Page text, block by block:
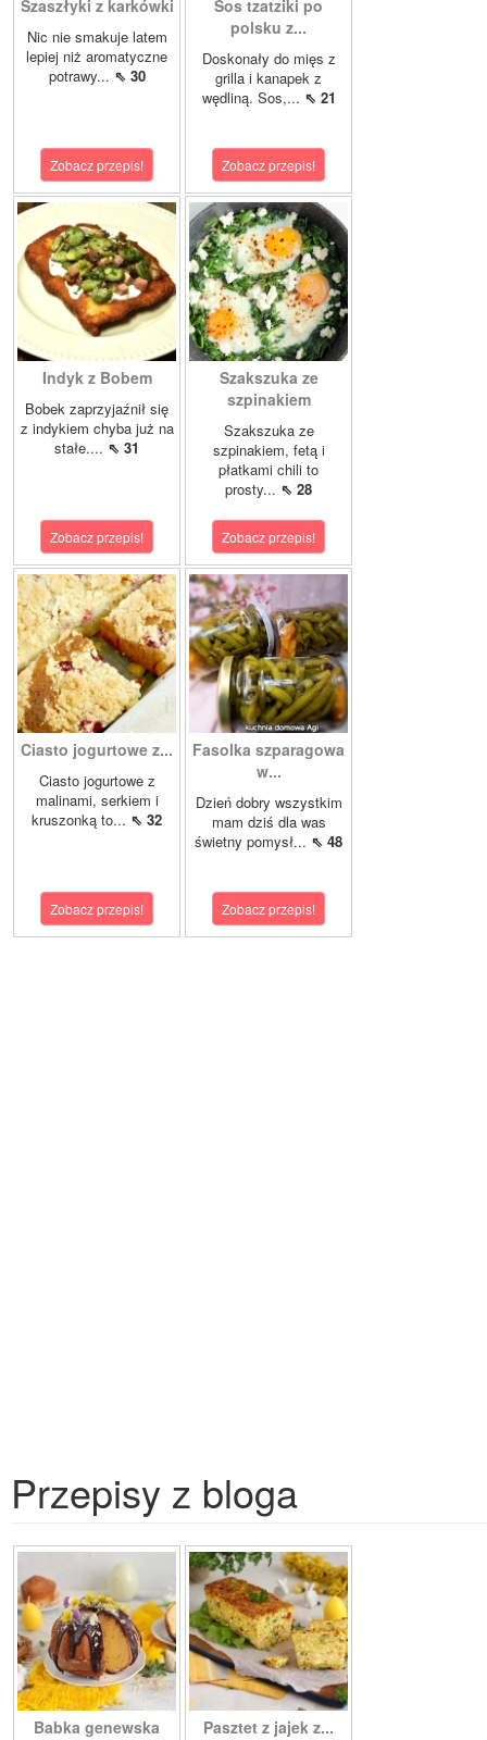
Szaszłyki z karkówki
Nic nie smakuje latem
lepiej niż aromatyczne
potrawy... ⇖ 30
Zobacz przepis!
Sos tzatziki po
polsku z...
Doskonały do mięs z
grilla i kanapek z
wędliną. Sos,... ⇖ 21
Zobacz przepis!
Indyk z Bobem
Bobek zaprzyjaźnił się
z indykiem chyba już na
stałe.... ⇖ 31
Zobacz przepis!
Szakszuka ze
szpinakiem
Szakszuka ze
szpinakiem, fetą i
płatkami chili to
prosty... ⇖ 28
Zobacz przepis!
Ciasto jogurtowe z...
Ciasto jogurtowe z
malinami, serkiem i
kruszonką to... ⇖ 32
Zobacz przepis!
Fasolka szparagowa
w...
Dzień dobry wszystkim
mam dziś dla was
świetny pomysł... ⇖ 48
Zobacz przepis!
Przepisy z bloga
Babka genewska Pasztet z jajek z...